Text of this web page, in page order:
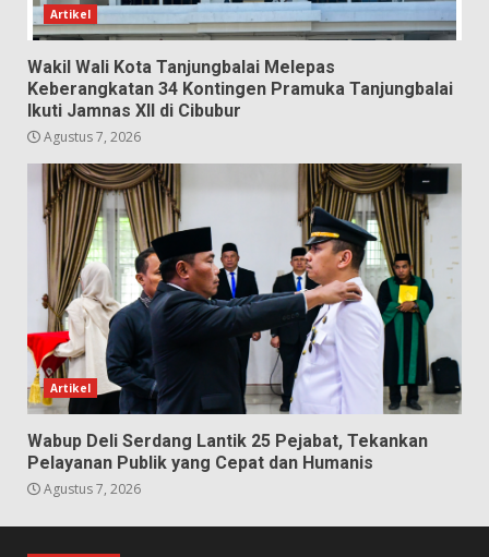
Artikel
Wakil Wali Kota Tanjungbalai Melepas
Keberangkatan 34 Kontingen Pramuka Tanjungbalai
Ikuti Jamnas XII di Cibubur
Agustus 7, 2026
Artikel
Wabup Deli Serdang Lantik 25 Pejabat, Tekankan
Pelayanan Publik yang Cepat dan Humanis
Agustus 7, 2026